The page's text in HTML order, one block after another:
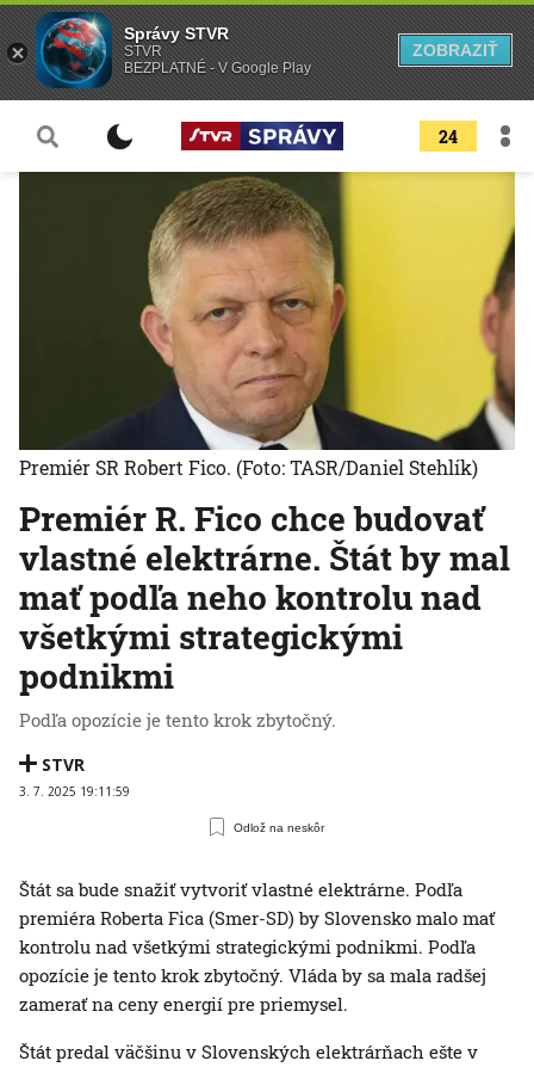
24
Premiér R. Fico chce budovať
vlastné elektrárne. Štát by mal
mať podľa neho kontrolu nad
všetkými strategickými
podnikmi
Podľa opozície je tento krok zbytočný.
STVR
3. 7. 2025 19:11:59
Odlož na neskôr
Premiér SR Robert Fico. (Foto: TASR/Daniel Stehlík)
Štát sa bude snažiť vytvoriť vlastné elektrárne. Podľa
premiéra Roberta Fica (Smer-SD) by Slovensko malo mať
kontrolu nad všetkými strategickými podnikmi. Podľa
opozície je tento krok zbytočný. Vláda by sa mala radšej
zamerať na ceny energií pre priemysel.
Štát predal väčšinu v Slovenských elektrárňach ešte v
Správy STVR
STVR
BEZPLATNÉ - V Google Play
ZOBRAZIŤ